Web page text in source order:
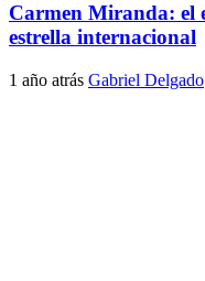
Carmen Miranda: el
estrella internacional
1 año atrás Gabriel Delgado